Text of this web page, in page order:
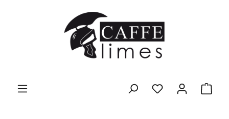
Zum Hauptinhalt springen